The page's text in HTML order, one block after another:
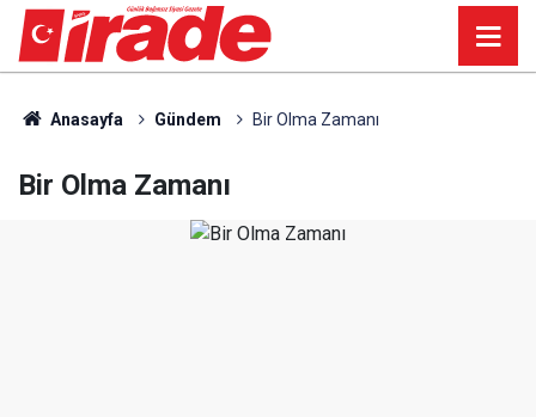
Anasayfa Gündem Bir Olma Zamanı
Bir Olma Zamanı